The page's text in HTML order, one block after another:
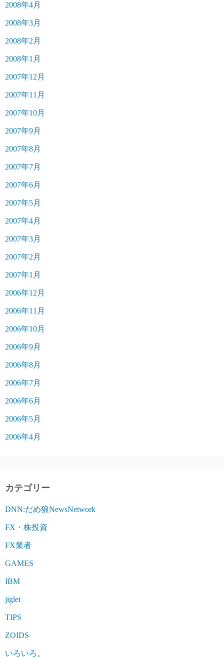
2008年4月
2008年3月
2008年2月
2008年1月
2007年12月
2007年11月
2007年10月
2007年9月
2007年8月
2007年7月
2007年6月
2007年5月
2007年4月
2007年3月
2007年2月
2007年1月
2006年12月
2006年11月
2006年10月
2006年9月
2006年8月
2006年7月
2006年6月
2006年5月
2006年4月
カテゴリー
DNN:だめ狼NewsNetwork
FX・株投資
FX業者
GAMES
IBM
jiglet
TIPS
ZOIDS
いろいろ。